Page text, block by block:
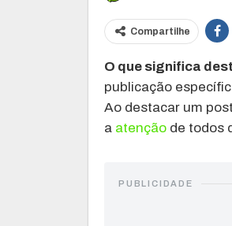
Compartilhe
O que significa
publicação
Ao destacar um
a atenção de todos
PUBLICIDADE